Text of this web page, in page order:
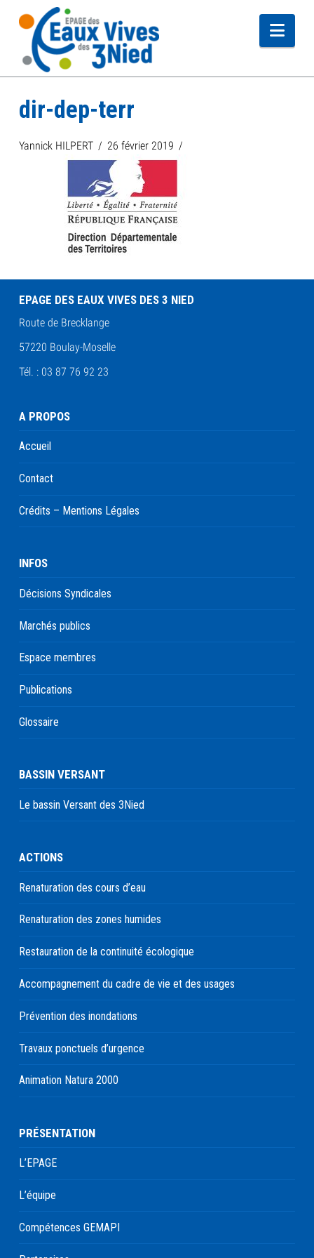
dir-dep-terr
Yannick HILPERT 26 février 2019
EPAGE DES EAUX VIVES DES 3 NIED
Route de Brecklange
57220 Boulay-Moselle
Tél. : 03 87 76 92 23
A PROPOS
Accueil
Contact
Crédits – Mentions Légales
INFOS
Décisions Syndicales
Marchés publics
Espace membres
Publications
Glossaire
BASSIN VERSANT
Le bassin Versant des 3Nied
ACTIONS
Renaturation des cours d’eau
Renaturation des zones humides
Restauration de la continuité écologique
Accompagnement du cadre de vie et des usages
Prévention des inondations
Travaux ponctuels d’urgence
Animation Natura 2000
PRÉSENTATION
L’EPAGE
L’équipe
Compétences GEMAPI